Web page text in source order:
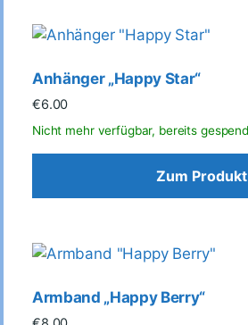
Anhänger „Happy Star“
€6.00
Zum Produkt
Armband „Happy Berry“